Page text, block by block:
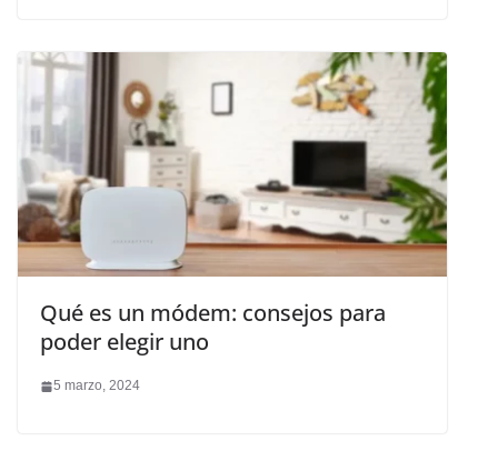
Qué es un módem: consejos para
poder elegir uno
5 marzo, 2024